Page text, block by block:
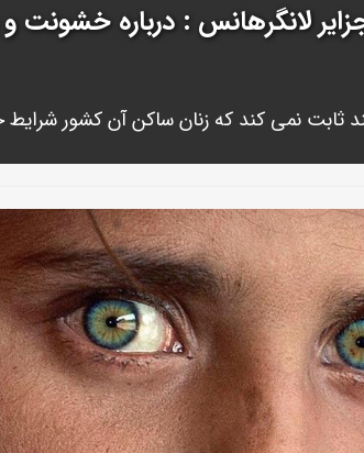
لانگرهانس : درباره خشونت
ثابت نمی کند که زنان ساکن آن کشور